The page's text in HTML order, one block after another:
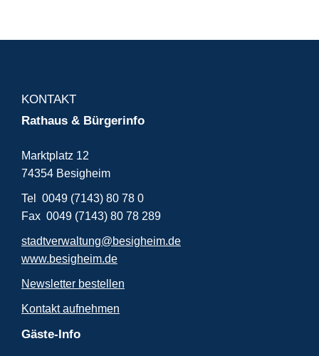
KONTAKT
Rathaus & Bürgerinfo
Marktplatz 12
74354 Besigheim
Tel 0049 (7143) 80 78 0
Fax 0049 (7143) 80 78 289
stadtverwaltung@besigheim.de
www.besigheim.de
Newsletter bestellen
Kontakt aufnehmen
Gäste-Info